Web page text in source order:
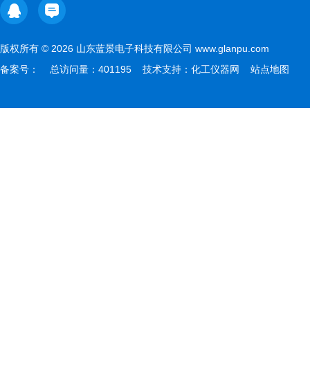
版权所有 © 2026 山东蓝景电子科技有限公司 www.glanpu.com
备案号：
总访问量：401195 技术支持： 化工仪器网 站点地图